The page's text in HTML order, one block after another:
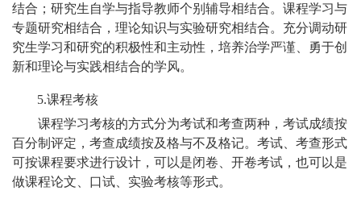
结合；研究生自学与指导教师个别辅导相结合。课程学习与
专题研究相结合，理论知识与实验研究相结合。充分调动研
究生学习和研究的积极性和主动性，培养治学严谨、勇于创
新和理论与实践相结合的学风。
5.课程考核
课程学习考核的方式分为考试和考查两种，考试成绩按
百分制评定，考查成绩按及格与不及格记。考试、考查形式
可按课程要求进行设计，可以是闭卷、开卷考试，也可以是
做课程论文、口试、实验考核等形式。